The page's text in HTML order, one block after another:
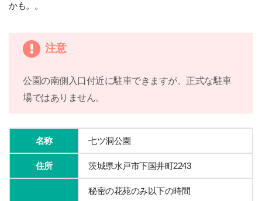
かも。。
注意
公園の南側入口付近に駐車できますが、正式な駐車
場ではありません。
名称 七ツ洞公園
住所 茨城県水戸市下国井町2243
秘密の花苑のみ以下の時間